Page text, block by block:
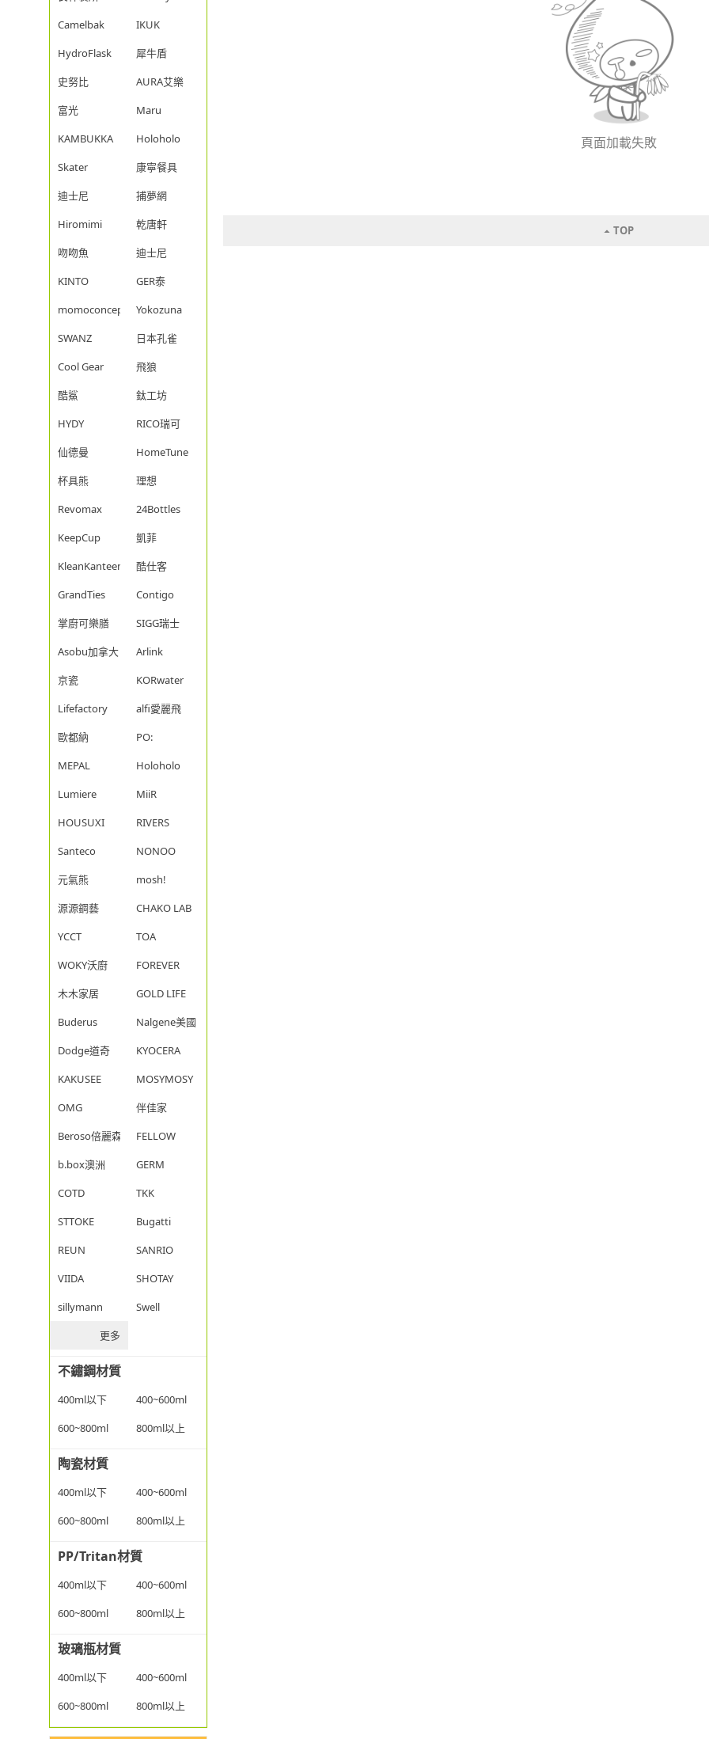
Camelbak
IKUK
HydroFlask
犀牛盾
史努比
AURA艾樂
富光
Maru
KAMBUKKA
Holoholo
Skater
康寧餐具
迪士尼
捕夢網
Hiromimi
乾唐軒
吻吻魚
迪士尼
KINTO
GER泰
momoconcept
Yokozuna
SWANZ
日本孔雀
Cool Gear
飛狼
酷鯊
鈦工坊
HYDY
RICO瑞可
仙德曼
HomeTune
杯具熊
理想
Revomax
24Bottles
KeepCup
凱菲
KleanKanteen
酷仕客
GrandTies
Contigo
掌廚可樂膳
SIGG瑞士
Asobu加拿大
Arlink
京瓷
KORwater
Lifefactory
alfi愛麗飛
歐都納
PO:
MEPAL
Holoholo
Lumiere
MiiR
HOUSUXI
RIVERS
Santeco
NONOO
元氣熊
mosh!
源源鋼藝
CHAKO LAB
YCCT
TOA
WOKY沃廚
FOREVER
木木家居
GOLD LIFE
Buderus
Nalgene美國
Dodge道奇
KYOCERA
KAKUSEE
MOSYMOSY
OMG
伴佳家
Beroso倍麗森
FELLOW
b.box澳洲
GERM
COTD
TKK
STTOKE
Bugatti
REUN
SANRIO
VIIDA
SHOTAY
sillymann
Swell
更多
不鏽鋼材質
400ml以下
400~600ml
600~800ml
800ml以上
陶瓷材質
400ml以下
400~600ml
600~800ml
800ml以上
PP/Tritan材質
400ml以下
400~600ml
600~800ml
800ml以上
玻璃瓶材質
400ml以下
400~600ml
600~800ml
800ml以上
頁面加載失敗
TOP